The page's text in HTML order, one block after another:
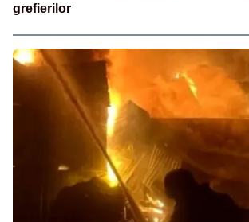
grefierilor